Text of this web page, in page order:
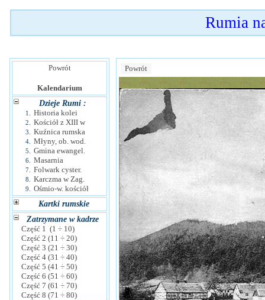
Rumia
Powrót
Kalendarium
Dzieje Rumi :
1. Historia kolei
2. Kościół z XIII w
3. Kuźnica rumska
4. Młyny, ob. wod.
5. Gmina ewangel.
6. Masarnia
7. Folwark cyster.
8. Karczma w Zag.
9.
Ośmio-w. kościół
Kartki rumskie
Zatrzymane w kadrze
Część 1 (1 ÷ 10)
Część 2 (11 ÷ 20)
Część 3 (21 ÷ 30)
Część 4 (31 ÷ 40)
Część 5 (41 ÷ 50)
Część 6 (51 ÷ 60)
Część 7 (61 ÷ 70)
Część 8 (71 ÷ 80)
Powrót